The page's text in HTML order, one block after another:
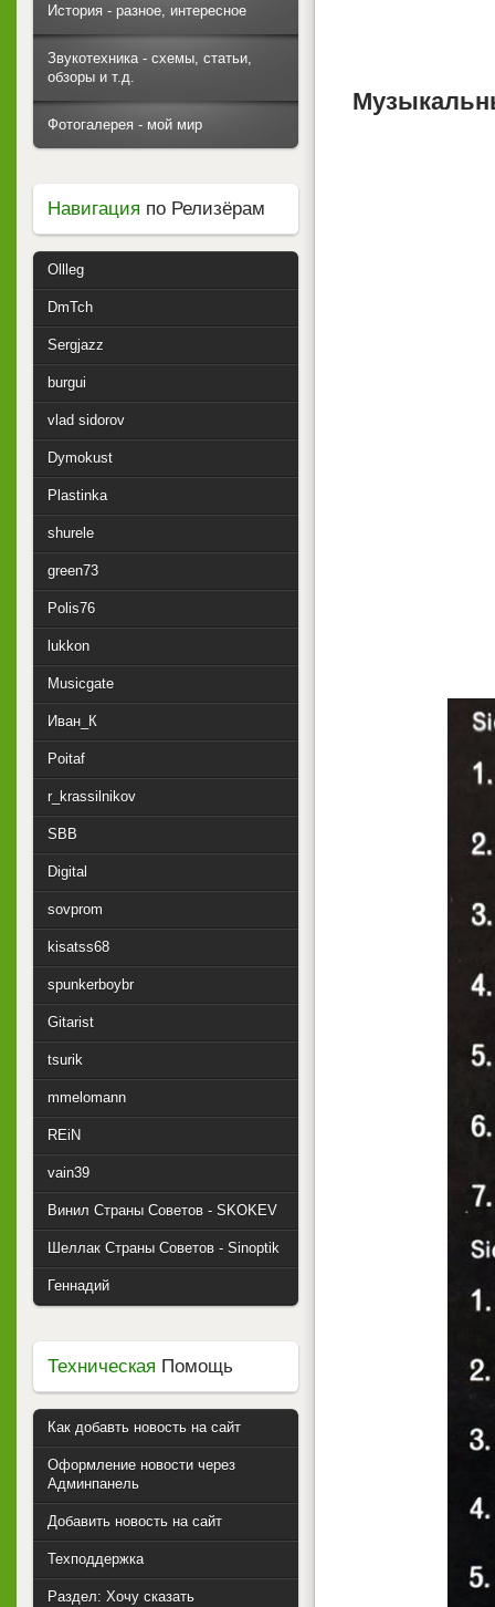
История - разное, интересное
Звукотехника - схемы, статьи,
обзоры и т.д.
Фотогалерея - мой мир
Навигация по Релизёрам
Ollleg
DmTch
Sergjazz
burgui
vlad sidorov
Dymokust
Plastinka
shurele
green73
Polis76
lukkon
Musicgate
Иван_К
Poitaf
r_krassilnikov
SBB
Digital
sovprom
kisatss68
spunkerboybr
Gitarist
tsurik
mmelomann
REiN
vain39
Винил Страны Советов - SKOKEV
Шеллак Страны Советов - Sinoptik
Геннадий
Техническая Помощь
Как добавть новость на сайт
Оформление новости через
Админпанель
Добавить новость на сайт
Техподдержка
Раздел: Хочу сказать